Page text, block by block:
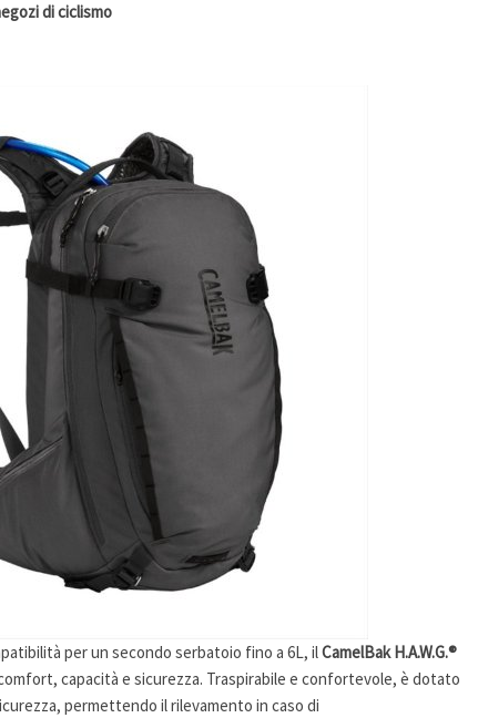
di ciclismo
per un secondo serbatoio fino a 6L, ilCamelBak H.A.W.G.®
capacità e sicurezza. Traspirabile e confortevole, è dotato
permettendo il rilevamento in caso di